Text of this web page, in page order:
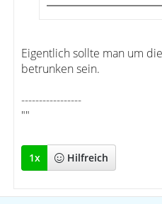
Eigentlich sollte man um
betrunken sein.
-----------------
""
1x Hilfreich